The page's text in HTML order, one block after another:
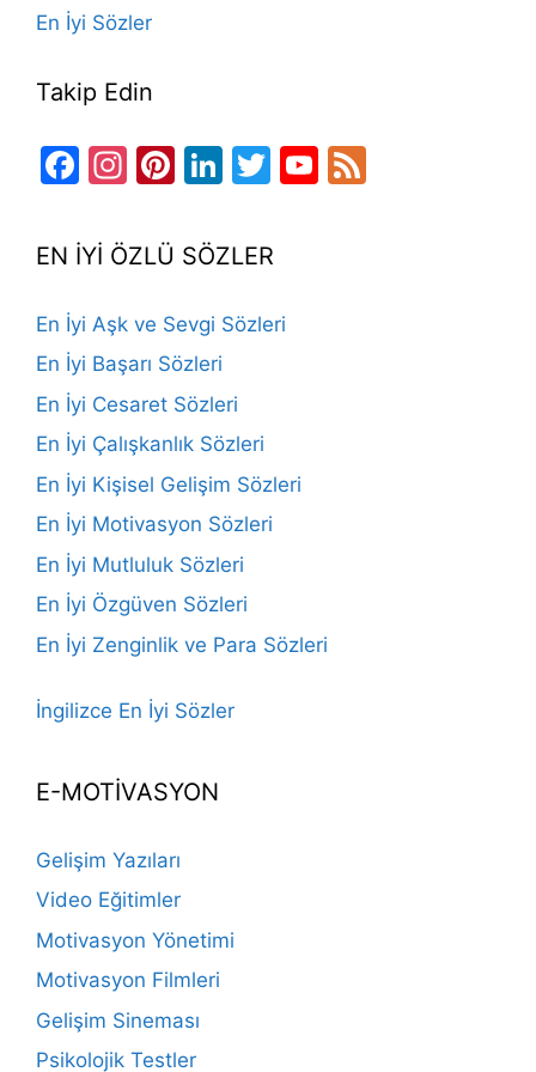
En İyi Sözler
Takip Edin
Facebook
Instagram
Pinterest
LinkedIn
TwitterYouTube
EN İYİ ÖZLÜ SÖZLER
En İyi Aşk ve Sevgi Sözleri
En İyi Başarı Sözleri
En İyi Cesaret Sözleri
En İyi Çalışkanlık Sözleri
En İyi Kişisel Gelişim Sözleri
En İyi Motivasyon Sözleri
En İyi Mutluluk Sözleri
En İyi Özgüven Sözleri
En İyi Zenginlik ve Para Sözleri
İngilizce En İyi Sözler
E-MOTİVASYON
Gelişim Yazıları
Video Eğitimler
Motivasyon Yönetimi
Motivasyon Filmleri
Gelişim Sineması
Psikolojik Testler